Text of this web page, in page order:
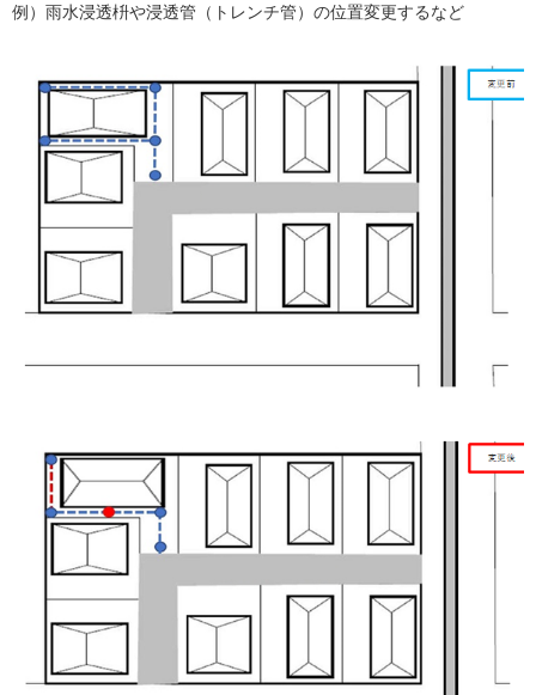
例）雨水浸透枡や浸透管（トレンチ管）の位置変更するなど